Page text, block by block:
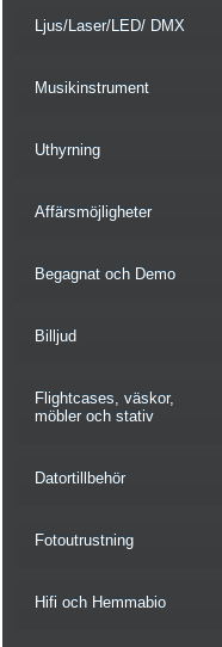
Ljus/Laser/LED/ DMX
Musikinstrument
Uthyrning
Affärsmöjligheter
Begagnat och Demo
Billjud
Flightcases, väskor,
möbler och stativ
Datortillbehör
Fotoutrustning
Hifi och Hemmabio